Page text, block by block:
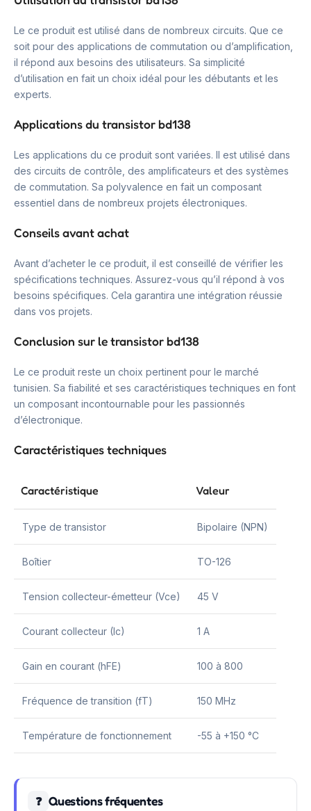
Le ce produit est utilisé dans de nombreux circuits. Que ce
soit pour des applications de commutation ou d’amplification,
il répond aux besoins des utilisateurs. Sa simplicité
d’utilisation en fait un choix idéal pour les débutants et les
experts.
Applications du transistor bd138
Les applications du ce produit sont variées. Il est utilisé dans
des circuits de contrôle, des amplificateurs et des systèmes
de commutation. Sa polyvalence en fait un composant
essentiel dans de nombreux projets électroniques.
Conseils avant achat
Avant d’acheter le ce produit, il est conseillé de vérifier les
spécifications techniques. Assurez-vous qu’il répond à vos
besoins spécifiques. Cela garantira une intégration réussie
dans vos projets.
Conclusion sur le transistor bd138
Le ce produit reste un choix pertinent pour le marché
tunisien. Sa fiabilité et ses caractéristiques techniques en font
un composant incontournable pour les passionnés
d’électronique.
Caractéristiques techniques
Caractéristique Valeur
Type de transistor Bipolaire (NPN)
Boîtier TO-126
Tension collecteur-émetteur (Vce) 45 V
Courant collecteur (Ic) 1 A
Gain en courant (hFE) 100 à 800
Fréquence de transition (fT) 150 MHz
Température de fonctionnement -55 à +150 °C
❓ Questions fréquentes